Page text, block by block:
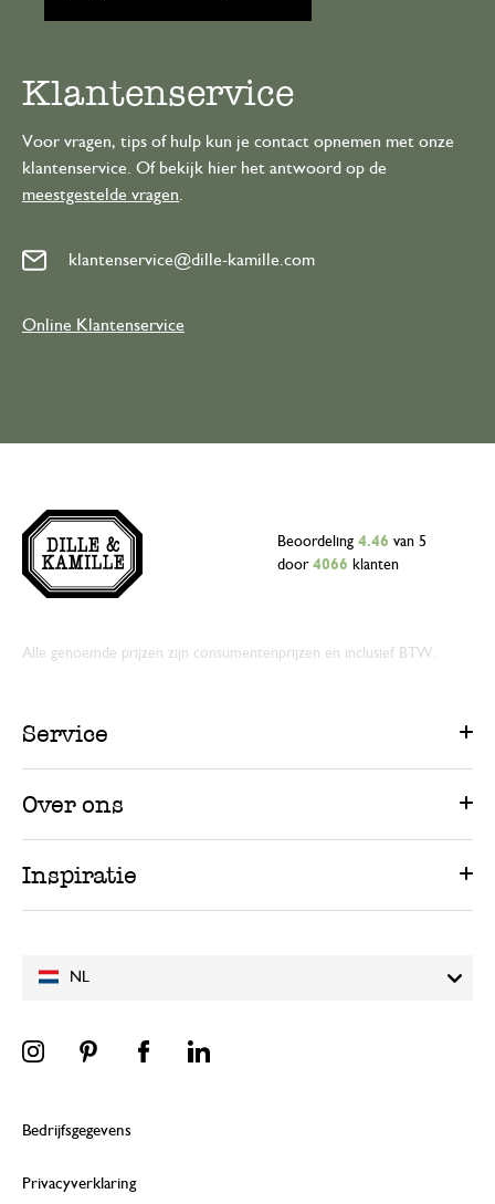
Klantenservice
Voor vragen, tips of hulp kun je contact opnemen met onze
klantenservice. Of bekijk hier het antwoord op de
meestgestelde vragen
klantenservice@dille-kamille.com
Online Klantenservice
NL
Beoordeling 4.46 van 5
door 4066 klanten
Alle genoemde prijzen zijn consumentenprijzen en inclusief BTW.
Service
Over ons
Inspiratie
Bedrijfsgegevens
Privacyverklaring